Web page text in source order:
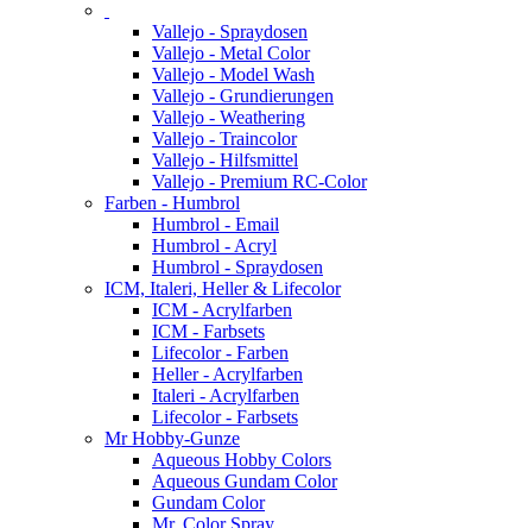
Vallejo - Spraydosen
Vallejo - Metal Color
Vallejo - Model Wash
Vallejo - Grundierungen
Vallejo - Weathering
Vallejo - Traincolor
Vallejo - Hilfsmittel
Vallejo - Premium RC-Color
Farben - Humbrol
Humbrol - Email
Humbrol - Acryl
Humbrol - Spraydosen
ICM, Italeri, Heller & Lifecolor
ICM - Acrylfarben
ICM - Farbsets
Lifecolor - Farben
Heller - Acrylfarben
Italeri - Acrylfarben
Lifecolor - Farbsets
Mr Hobby-Gunze
Aqueous Hobby Colors
Aqueous Gundam Color
Gundam Color
Mr. Color Spray